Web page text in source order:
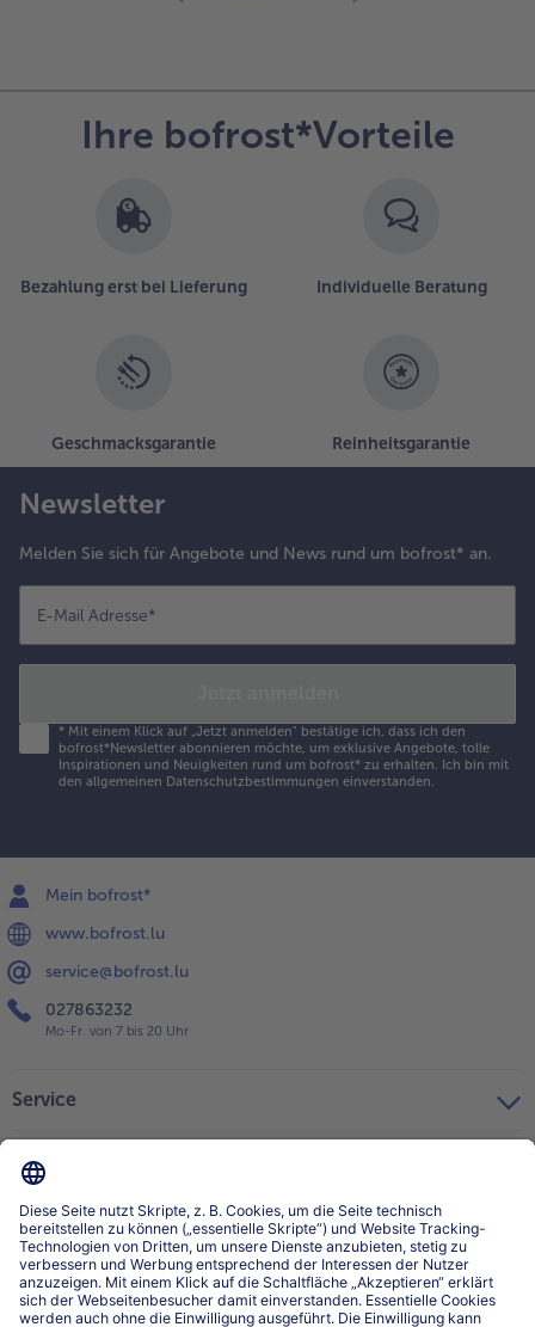
Es
befindenIhre bofrost*Vorteile
Bezahlung erst bei Lieferung Individuelle Beratung
Geschmacksgarantie Reinheitsgarantie
Newsletter
Melden Sie sich für Angebote und News rund um bofrost* an.
E-Mail Adresse*
* Mit einem Klick auf „Jetzt anmelden" bestätige ich, dass ich den
bofrost*Newsletter abonnieren möchte, um exklusive Angebote, tolle
Inspirationen und Neuigkeiten rund um bofrost* zu erhalten. Ich bin mit
den allgemeinen Datenschutzbestimmungen einverstanden.
Mein bofrost*
www.bofrost.lu
service@bofrost.lu
027863232
Mo-Fr. von 7 bis 20 Uhr
Service
Über bofrost*
Kategorien